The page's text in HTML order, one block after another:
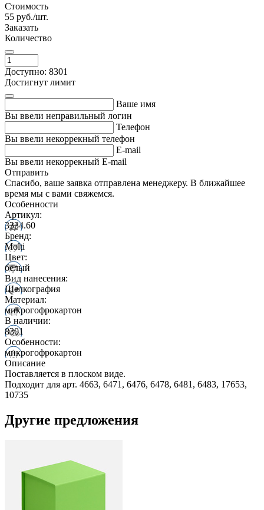
Стоимость
55 руб./шт.
Заказать
Количество
Доступно: 8301
Достигнут лимит
Ваше имя
Вы ввели неправильный логин
Телефон
Вы ввели некоррекный телефон
E-mail
Вы ввели некоррекный E-mail
Отправить
Спасибо, ваше заявка отправлена менеджеру. В ближайшее
время мы с вами свяжемся.
Особенности
Артикул:
3334.60
Бренд:
Molti
Цвет:
белый
Вид нанесения:
Шелкография
Материал:
микрогофрокартон
В наличии:
8301
Особенности:
микрогофрокартон
Описание
Поставляется в плоском виде.
Подходит для арт. 4663, 6471, 6476, 6478, 6481, 6483, 17653,
10735
Другие предложения